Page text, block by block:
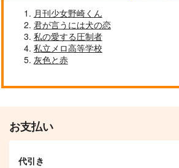
月刊少女野崎くん
君が言うには犬の恋
私の愛する圧制者
私立メロ高等学校
灰色と赤
お支払い
代引き